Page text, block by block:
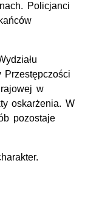
Policjanci
w
oskarżenia. W
pozostaje